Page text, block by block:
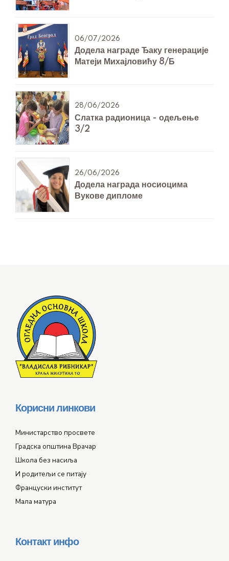
06/07/2026
Додела награде Ђаку генерације
Матеји Михајловићу 8/Б
28/06/2026
Слатка радионица - одељење
3/2
26/06/2026
Додела награда носиоцима
Вукове дипломе
Корисни линкови
Министарство просвете
Градска општина Врачар
Школа без насиља
И родитељи се питају
Француски институт
Мала матура
Контакт инфо